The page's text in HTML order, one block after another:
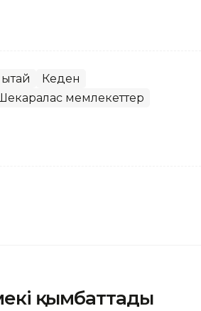
Қытай
Кеден
мемлекеттер
қымбаттады